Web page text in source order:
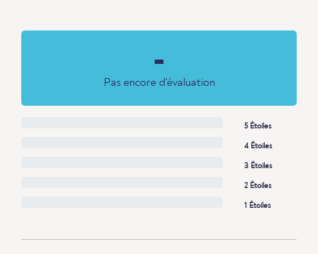
-
Pas encore d'évaluation
5 Étoiles
4 Étoiles
3 Étoiles
2 Étoiles
1 Étoiles